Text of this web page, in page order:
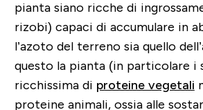
pianta siano ricche di
rizobi) capaci di accumulare in
l’azoto del terreno sia quello
questo la pianta (in particolare i
ricchissima di proteine vegetali
proteine animali, ossia alle